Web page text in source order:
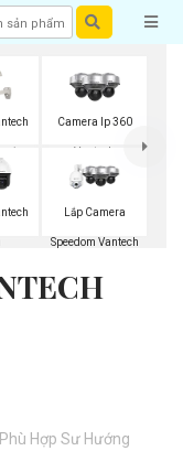
Camera Ip 360
Vantech
Lắp Camera
Speedom Vantech
Hợp Sư Hướng